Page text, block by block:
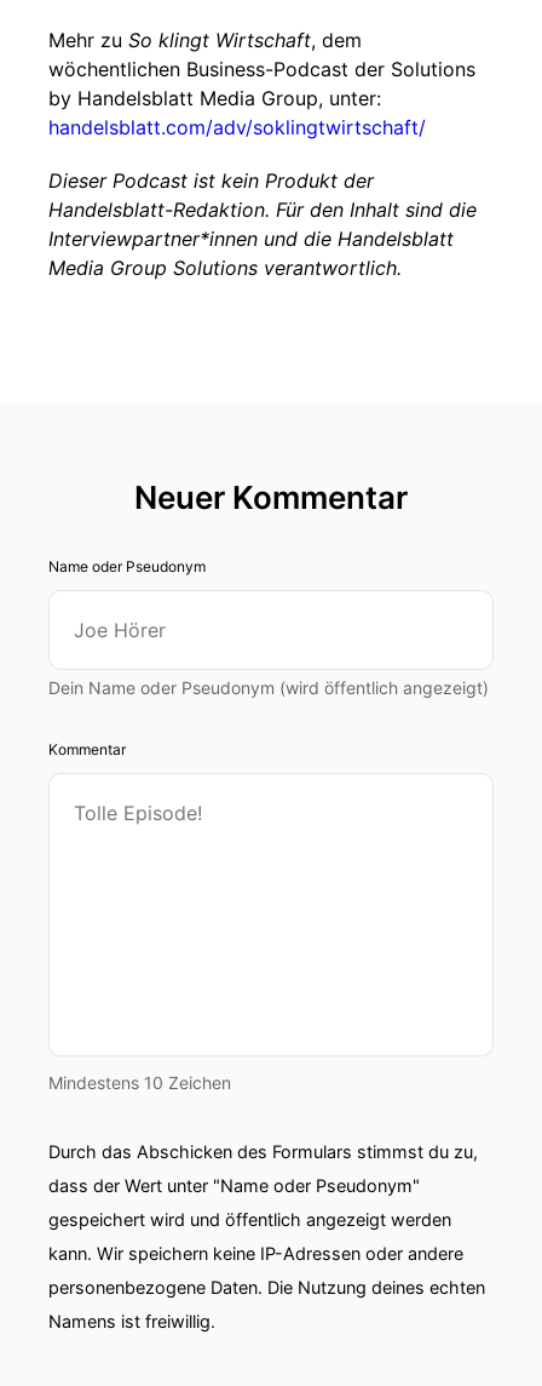
Mehr zu So klingt Wirtschaft, dem
wöchentlichen Business-Podcast der Solutions
by Handelsblatt Media Group, unter:
handelsblatt.com/adv/soklingtwirtschaft/
Dieser Podcast ist kein Produkt der
Handelsblatt-Redaktion. Für den Inhalt sind die
Interviewpartner*innen und die Handelsblatt
Media Group Solutions verantwortlich.
Neuer Kommentar
Name oder Pseudonym
Dein Name oder Pseudonym (wird öffentlich angezeigt)
Kommentar
Mindestens 10 Zeichen
Durch das Abschicken des Formulars stimmst du zu,
dass der Wert unter "Name oder Pseudonym"
gespeichert wird und öffentlich angezeigt werden
kann. Wir speichern keine IP-Adressen oder andere
personenbezogene Daten. Die Nutzung deines echten
Namens ist freiwillig.